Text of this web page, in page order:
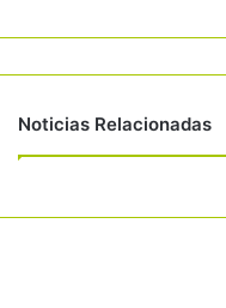
Noticias Relacionadas